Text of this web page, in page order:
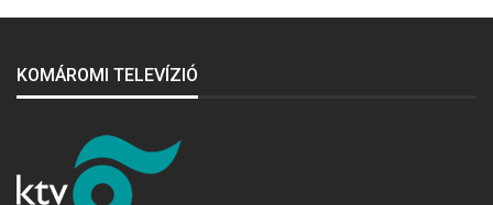
KOMÁROMI TELEVÍZIÓ